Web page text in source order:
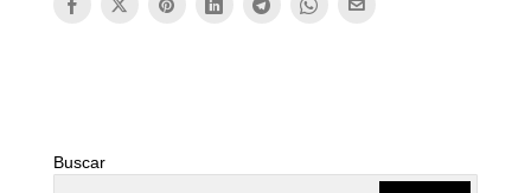
Buscar